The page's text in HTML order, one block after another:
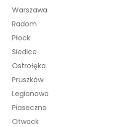
Warszawa
Radom
Płock
Siedlce
Ostrołęka
Pruszków
Legionowo
Piaseczno
Otwock